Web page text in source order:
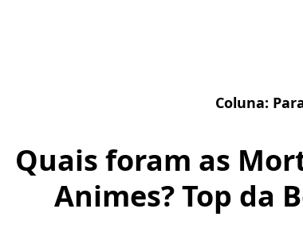
Coluna:
Quais foram as
Animes? Top da